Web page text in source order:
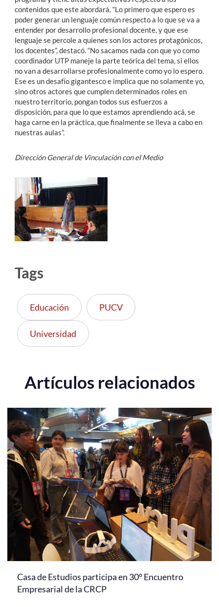
contenidos que este abordará. “Lo primero que espero es
poder generar un lenguaje común respecto a lo que se va a
entender por desarrollo profesional docente, y que ese
lenguaje se percole a quienes son los actores protagónicos,
los docentes”, destacó. “No sacamos nada con que yo como
coordinador UTP maneje la parte teórica del tema, si ellos
no van a desarrollarse profesionalmente como yo lo espero.
Ese es un desafío gigantesco e implica que no solamente yo,
sino otros actores que cumplen determinados roles en
nuestro territorio, pongan todos sus esfuerzos a
disposición, para que lo que estamos aprendiendo acá, se
haga carne en la práctica, que finalmente se lleva a cabo en
nuestras aulas”.
Dirección General de Vinculación con el Medio
Tags
Educación PUCV
Universidad
Artículos relacionados
Casa de Estudios participa en 30° Encuentro
Empresarial de la CRCP